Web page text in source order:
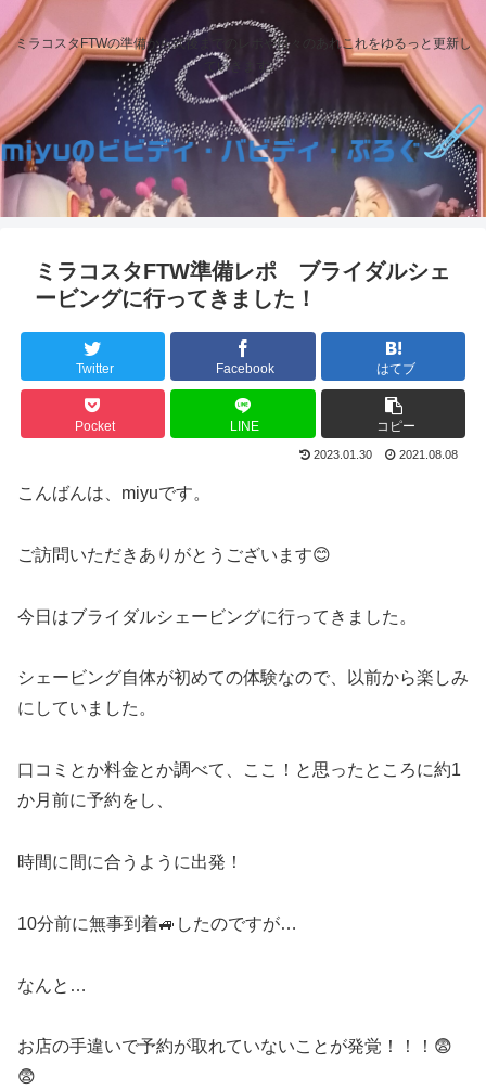
ミラコスタFTWの準備から式後までのレポや日々のあれこれをゆるっと更新し
ていきます。
ミラコスタFTW準備レポ ブライダルシェ
ービングに行ってきました！
Twitter Facebook はてブ
Pocket LINE コピー
2023.01.30 2021.08.08
こんばんは、miyuです。
ご訪問いただきありがとうございます😊
今日はブライダルシェービングに行ってきました。
シェービング自体が初めての体験なので、以前から楽しみ
にしていました。
口コミとか料金とか調べて、ここ！と思ったところに約1
か月前に予約をし、
時間に間に合うように出発！
10分前に無事到着🚙したのですが…
なんと…
お店の手違いで予約が取れていないことが発覚！！！😨
😨